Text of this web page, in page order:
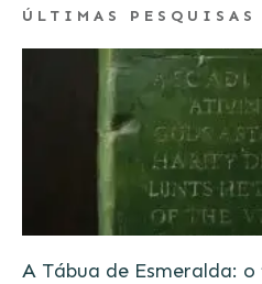
ÚLTIMAS PESQUISAS
A Tábua de Esmeralda: